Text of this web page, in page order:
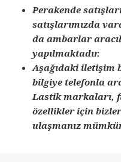
Perakende
satışlarımızda
da ambarlar
yapılmaktadır.
Aşağıdaki iletişim
bilgiye telefonla
Lastik markaları,
özellikler için
ulaşmanız